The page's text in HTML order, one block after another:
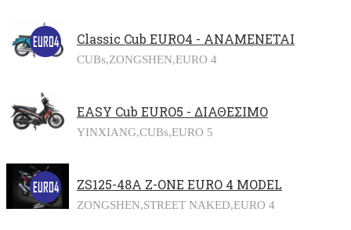
Classic Cub EURO4 - ΑΝΑΜΕΝΕΤΑΙ
CUBs,ZONGSHEN,EURO 4
EASY Cub EURO5 - ΔΙΑΘΕΣΙΜΟ
YINXIANG,CUBs,EURO 5
ZS125-48A Z-ONE EURO 4 MODEL
ZONGSHEN,STREET NAKED,EURO 4